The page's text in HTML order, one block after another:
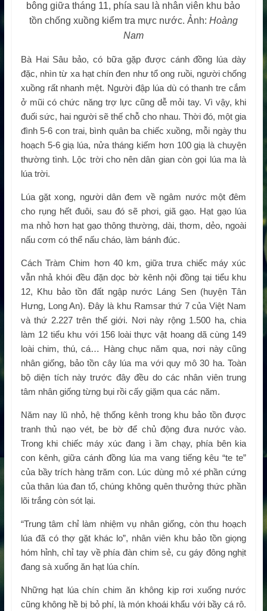
bông giữa tháng 11, phía sau là nhân viên khu bảo
tồn chống xuồng kiểm tra mực nước. Ảnh: Hoàng
Nam
Bà Hai Sâu bảo, có bữa gặp được cánh đồng lúa dày
đặc, nhìn từ xa hạt chín đen như tổ ong ruồi, người chống
xuồng rất nhanh mệt. Người đập lúa dù có thanh tre cắm
ở mũi có chức năng trợ lực cũng dễ mỏi tay. Vì vậy, khi
đuối sức, hai người sẽ thế chỗ cho nhau. Thời đó, một gia
đình 5-6 con trai, bình quân ba chiếc xuồng, mỗi ngày thu
hoạch 5-6 giạ lúa, nửa tháng kiếm hơn 100 giạ là chuyện
thường tình. Lộc trời cho nên dân gian còn gọi lúa ma là
lúa trời.
Lúa gặt xong, người dân đem về ngâm nước một đêm
cho rụng hết đuôi, sau đó sẽ phơi, giã gạo. Hạt gạo lúa
ma nhỏ hơn hạt gạo thông thường, dài, thơm, dẻo, ngoài
nấu cơm có thể nấu cháo, làm bánh đúc.
Cách Tràm Chim hơn 40 km, giữa trưa chiếc máy xúc
vẫn nhả khói đều đặn dọc bờ kênh nội đồng tại tiểu khu
12, Khu bảo tồn đất ngập nước Láng Sen (huyện Tân
Hưng, Long An). Đây là khu Ramsar thứ 7 của Việt Nam
và thứ 2.227 trên thế giới. Nơi này rộng 1.500 ha, chia
làm 12 tiểu khu với 156 loài thực vật hoang dã cùng 149
loài chim, thú, cá… Hàng chục năm qua, nơi này cũng
nhân giống, bảo tồn cây lúa ma với quy mô 30 ha. Toàn
bộ diện tích này trước đây đều do các nhân viên trung
tâm nhân giống từng bụi rồi cấy giặm qua các năm.
Năm nay lũ nhỏ, hệ thống kênh trong khu bảo tồn được
tranh thủ nạo vét, be bờ để chủ động đưa nước vào.
Trong khi chiếc máy xúc đang ì ầm chạy, phía bên kia
con kênh, giữa cánh đồng lúa ma vang tiếng kêu “te te”
của bầy trích hàng trăm con. Lúc dùng mỏ xé phần cứng
của thân lúa đan tổ, chúng không quên thưởng thức phần
lõi trắng còn sót lại.
“Trung tâm chỉ làm nhiệm vụ nhân giống, còn thu hoạch
lúa đã có thợ gặt khác lo”, nhân viên khu bảo tồn giọng
hóm hỉnh, chỉ tay về phía đàn chim sẻ, cu gáy đông nghịt
đang sà xuống ăn hạt lúa chín.
Những hạt lúa chín chim ăn không kịp rơi xuống nước
cũng không hề bị bỏ phí, là món khoái khẩu với bầy cá rô.